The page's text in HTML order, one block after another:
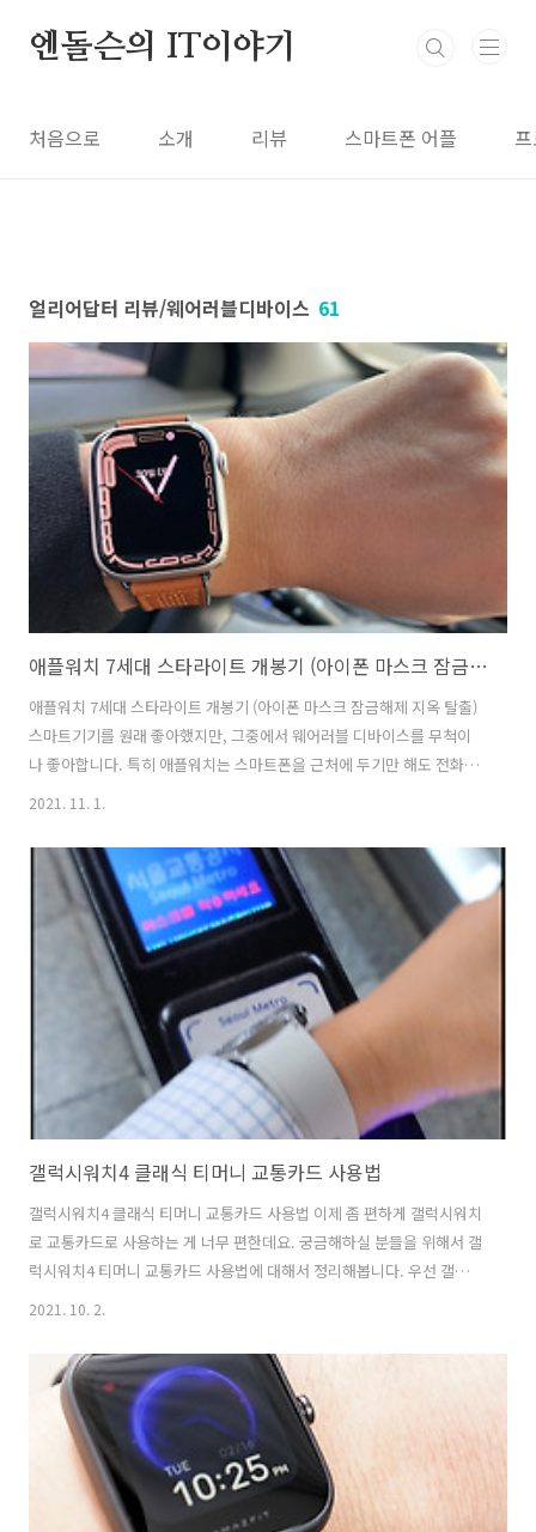
엔돌슨의 IT이야기
처음으로 소개 리뷰 스마트폰 어플
얼리어답터 리뷰/웨어러블디바이스 61
애플워치 7세대 스타라이트 개봉기 (아이폰 마스크 잠금해제 지옥 탈출)
애플워치 7세대 스타라이트 개봉기 (아이폰 마스크 잠금해제 지옥 탈출)
스마트기기를 원래 좋아했지만, 그중에서 웨어러블 디바이스를 무척이
나 좋아합니다. 특히 애플워치는 스마트폰을 근처에 두기만 해도 전화가
왔는지 중요한 회사 메일이 왔는지 쉽게 확인할 수 있기 때문인데요. 옆
플워치 7세대의 개봉기입니다. 정말 애플이 애플워치 베젤의 1.7mm 로
줄였고 전작의 애플워치 6세대 보다 20% 더 화면이 커졌습니다. 이로써
전작 대비 최대 50% 많은 텍스트량을 표시하게 되었습니다. 애플워치 7
은 41mm, 45mm 가 두 가지로 출시되었습니다. 선택에 있어서 무게는
41mm 가 더 좋겠지만, 큰 스마트폰을 좋아하기에 45mm 를 구매하였습
2021. 11. 1.
갤럭시워치4 클래식 티머니 교통카드 사용법
갤럭시워치4 클래식 티머니 교통카드 사용법 이제 좀 편하게 갤럭시워치
로 교통카드로 사용하는 게 너무 편한데요. 궁금해하실 분들을 위해서 갤
럭시워치4 티머니 교통카드 사용법에 대해서 정리해봅니다. 우선 갤럭시
워치4가 OS가 안드로이드로 바뀌면서 너무 편해진 부분이 있습니다. 출
대면 끝나거든요. 이렇게 손을 대고 지나가면 됩니다. 체험을 위해서 갤
럭시워치4 클래식 투고로 사용해보았는데요. 스마트디바이스중에서 생
각보다 푸시 알람으로 스마트워치를 많이 사용하고 있는 입장에서 결재
도 연동되는 게 너무 편했습니다. 갤럭시워치 티머니 앱을 사용하면, 교
통카드 대용으로 사용할 수 있습니다. 갤럭시 워치4로 간편하게 쓰려면
우선 앱을 설치해야 합니다..
2021. 10. 2.